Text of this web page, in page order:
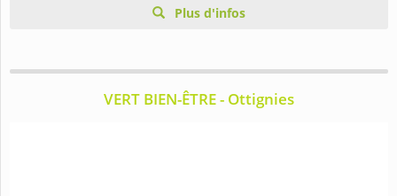
Plus d'infos
VERT BIEN-ÊTRE - Ottignies